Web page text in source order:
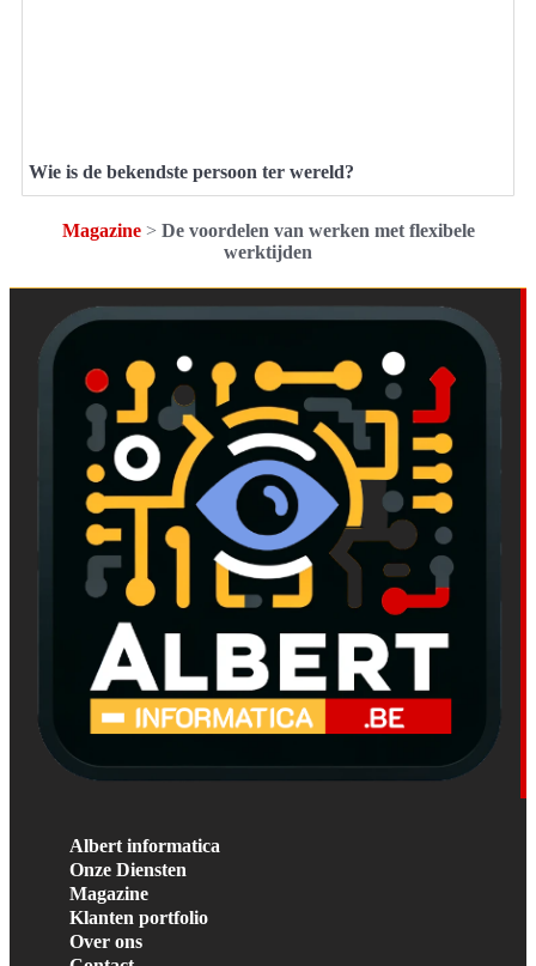
Wie is de bekendste persoon ter wereld?
Magazine> De voordelen van werken met flexibele
werktijden
Albert informatica
Onze Diensten
Magazine
Klanten portfolio
Over ons